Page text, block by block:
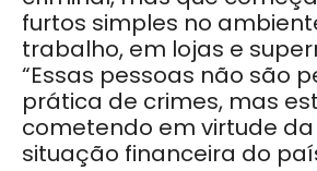
furtos simples no
trabalho, em lojas e
“Essas pessoas não são
prática de crimes, mas
cometendo em virtude
situação financeira do